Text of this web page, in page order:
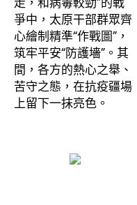
爭中，太原干部群眾齊
心繪制精準“作戰圖”，
筑牢平安“防護墻”。其
間，各方的熱心之舉、
苦守之態，在抗疫疆場
上留下一抹亮色。